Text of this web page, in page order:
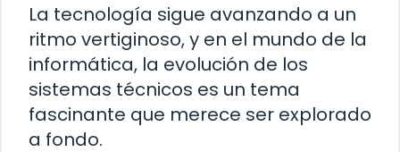
La tecnología sigue avanzando a un
ritmo vertiginoso, y en el mundo de la
informática, la evolución de los
sistemas técnicos es un tema
fascinante que merece ser explorado
a fondo.